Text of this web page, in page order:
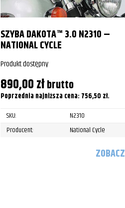
SZYBA DAKOTA™ 3.0 N2310 –
NATIONAL CYCLE
Produkt dostępny
890,00złbrutto
Poprzednia najniższa cena: 756,50 zł.
SKU:
N2310
Producent:
National Cycle
ZOBACZ